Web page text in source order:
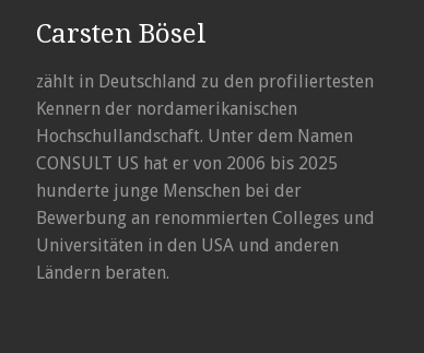
Carsten Bösel
zählt in Deutschland zu den profiliertesten
Kennern der nordamerikanischen
Hochschullandschaft. Unter dem Namen
CONSULT US hat er von 2006 bis 2025
hunderte junge Menschen bei der
Bewerbung an renommierten Colleges und
Universitäten in den USA und anderen
Ländern beraten.